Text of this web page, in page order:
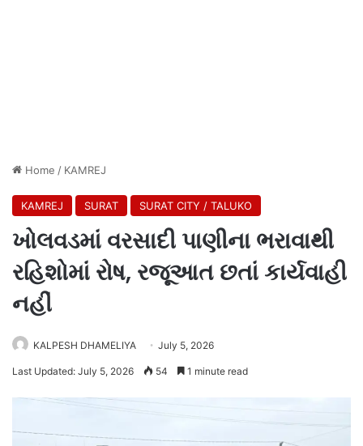
Home / KAMREJ
KAMREJ SURAT SURAT CITY / TALUKO
ખોલવડમાં વરસાદી પાણીના ભરાવાથી
રહિશોમાં રોષ, રજૂઆત છતાં કાર્યવાહી
નહીં
KALPESH DHAMELIYA July 5, 2026
Last Updated: July 5, 2026 54 1 minute read